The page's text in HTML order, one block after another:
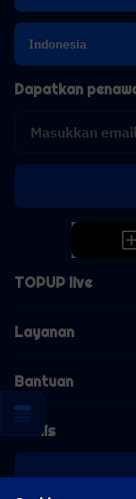
Indonesia
TOPUP live
Layanan
Bantuan
Bisnis
Dapatkan